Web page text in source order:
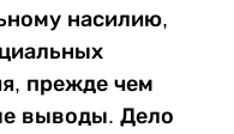
насилию,
прежде чем
выводы. Дело